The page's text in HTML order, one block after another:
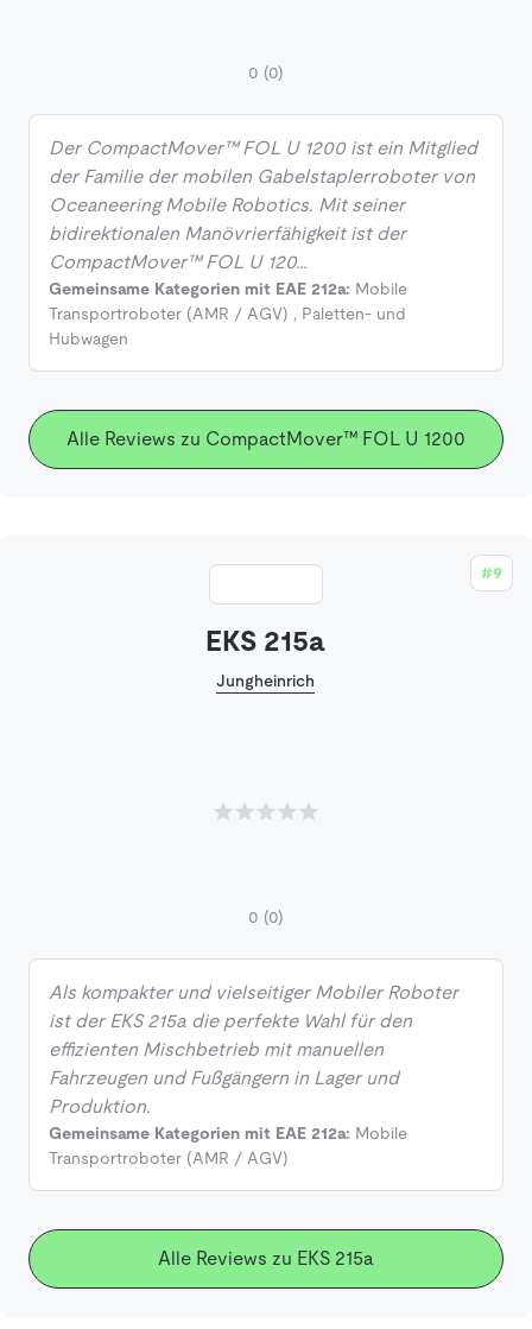
0 (0)
Der CompactMover™ FOL U 1200 ist ein Mitglied
der Familie der mobilen Gabelstaplerroboter von
Oceaneering Mobile Robotics. Mit seiner
bidirektionalen Manövrierfähigkeit ist der
CompactMover™ FOL U 120…
Gemeinsame Kategorien mit EAE 212a: Mobile
Transportroboter (AMR / AGV) , Paletten- und
Hubwagen
Alle Reviews zu CompactMover™ FOL U 1200
#9
EKS 215a
Jungheinrich
0 (0)
Als kompakter und vielseitiger Mobiler Roboter
ist der EKS 215a die perfekte Wahl für den
effizienten Mischbetrieb mit manuellen
Fahrzeugen und Fußgängern in Lager und
Produktion.
Gemeinsame Kategorien mit EAE 212a: Mobile
Transportroboter (AMR / AGV)
Alle Reviews zu EKS 215a